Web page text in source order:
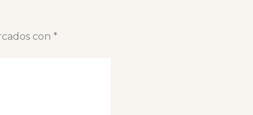
con *